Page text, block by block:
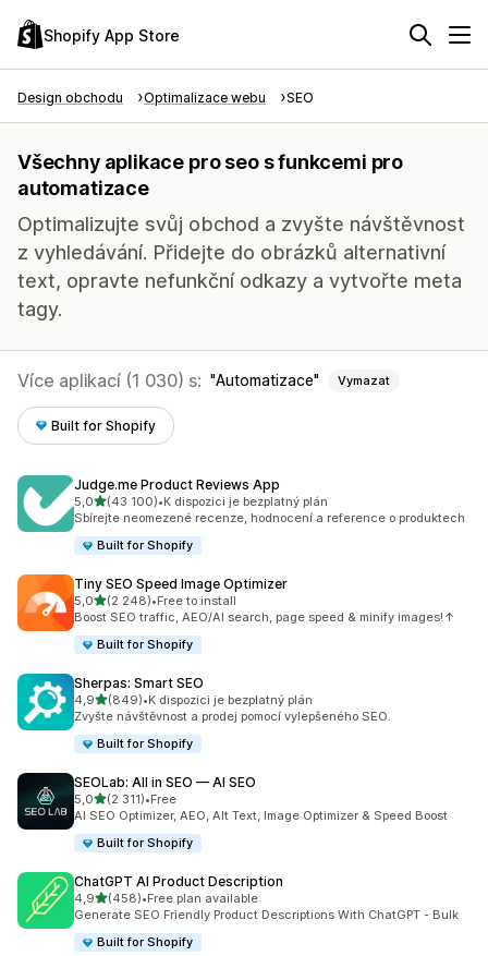
Shopify App Store
Design obchodu Optimalizace webu SEO
Všechny aplikace pro seo s funkcemi pro
automatizace
Optimalizujte svůj obchod a zvyšte návštěvnost
z vyhledávání. Přidejte do obrázků alternativní
text, opravte nefunkční odkazy a vytvořte meta
tagy.
Více aplikací (1 030) s: Automatizace Vymazat
Built for Shopify
Judge.me Product Reviews App
5,0z 5 hvězd
(43 100)
Celkový počet recenzí: 43100
•K dispozici je bezplatný plán
Sbírejte neomezené recenze, hodnocení a reference o produktech
Built for Shopify
Tiny SEO Speed Image Optimizer
5,0z 5 hvězd
(2 248)
Celkový počet recenzí: 2248
•Free to install
Boost SEO traffic, AEO/AI search, page speed & minify images!↑
Built for Shopify
Sherpas: Smart SEO
4,9z 5 hvězd
(849)
Celkový počet recenzí: 849
•K dispozici je bezplatný plán
Zvyšte návštěvnost a prodej pomocí vylepšeného SEO.
Built for Shopify
SEOLab: All in SEO — AI SEO
5,0z 5 hvězd
(2 311)
Celkový počet recenzí: 2311
•Free
AI SEO Optimizer, AEO, Alt Text, Image Optimizer & Speed Boost
Built for Shopify
ChatGPT AI Product Description
4,9z 5 hvězd
(458)
Celkový počet recenzí: 458
•Free plan available
Generate SEO Friendly Product Descriptions With ChatGPT - Bulk
Built for Shopify